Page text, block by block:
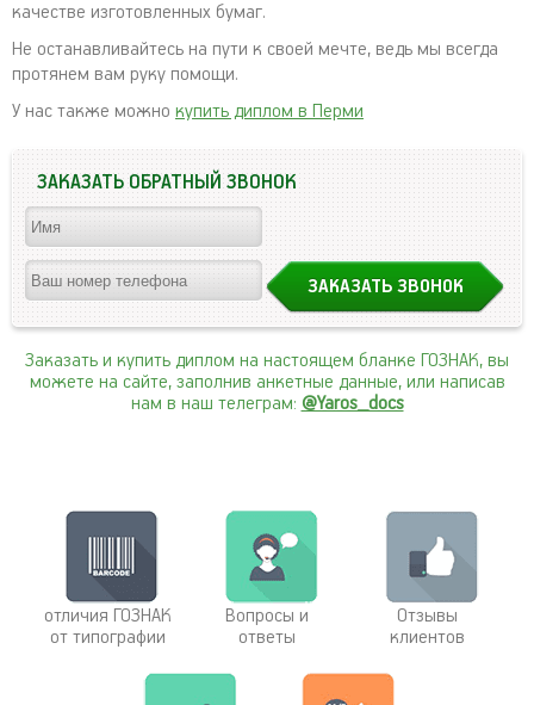
качестве изготовленных бумаг.
Не останавливайтесь на пути к своей мечте, ведь мы всегда
протянем вам руку помощи.
У нас также можно купить диплом в Перми
ЗАКАЗАТЬ ОБРАТНЫЙ ЗВОНОК
Заказать и купить диплом на настоящем бланке ГОЗНАК, вы
можете на сайте, заполнив анкетные данные, или написав
нам в наш телеграм: @Yaros_docs
отличия ГОЗНАК
от типографии
Вопросы и
ответы
Отзывы
клиентов